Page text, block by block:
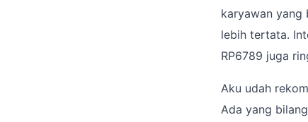
karyawan yang
lebih tertata.
RP6789 juga
Aku udah
Ada yang